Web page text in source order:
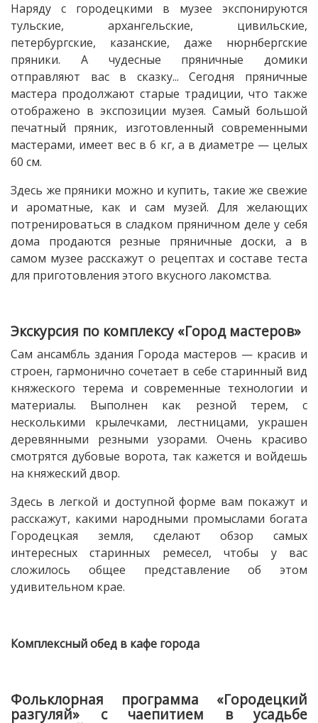
Наряду с городецкими в музее экспонируются
тульские, архангельские, цивильские,
петербургские, казанские, даже нюрнбергские
пряники. А чудесные пряничные домики
отправляют вас в сказку... Сегодня пряничные
мастера продолжают старые традиции, что также
отображено в экспозиции музея. Самый большой
печатный пряник, изготовленный современными
мастерами, имеет вес в 6 кг, а в диаметре — целых
60 см.
Здесь же пряники можно и купить, такие же свежие
и ароматные, как и сам музей. Для желающих
потренироваться в сладком пряничном деле у себя
дома продаются резные пряничные доски, а в
самом музее расскажут о рецептах и составе теста
для приготовления этого вкусного лакомства.
Экскурсия по комплексу «Город мастеров»
Сам ансамбль здания Города мастеров — красив и
строен, гармонично сочетает в себе старинный вид
княжеского терема и современные технологии и
материалы. Выполнен как резной терем, с
несколькими крылечками, лестницами, украшен
деревянными резными узорами. Очень красиво
смотрятся дубовые ворота, так кажется и войдешь
на княжеский двор.
Здесь в легкой и доступной форме вам покажут и
расскажут, какими народными промыслами богата
Городецкая земля, сделают обзор самых
интересных старинных ремесел, чтобы у вас
сложилось общее представление об этом
удивительном крае.
Комплексный обед в кафе города
Фольклорная программа «Городецкий
разгуляй» с чаепитием в усадьбе